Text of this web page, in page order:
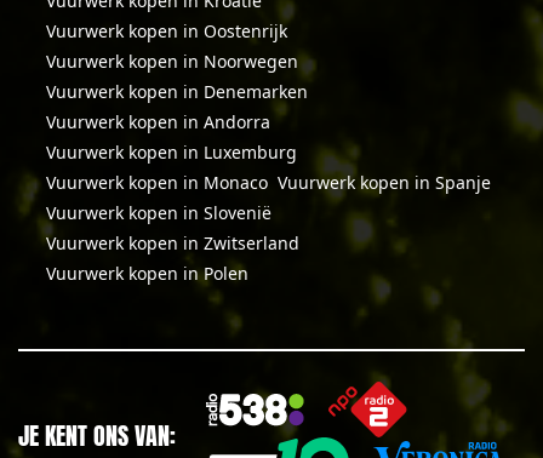
Vuurwerk kopen in Oostenrijk
Vuurwerk kopen in Noorwegen
Vuurwerk kopen in Denemarken
Vuurwerk kopen in Andorra
Vuurwerk kopen in Luxemburg
Vuurwerk kopen in Monaco Vuurwerk kopen in Spanje
Vuurwerk kopen in Slovenië
Vuurwerk kopen in Zwitserland
Vuurwerk kopen in Polen
JE KENT ONS VAN: